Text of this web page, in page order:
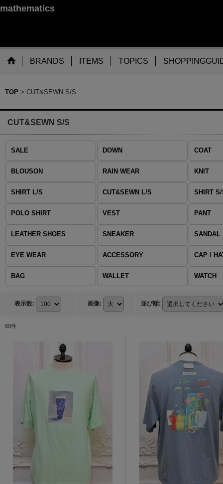
mathematics
BRANDS ITEMS TOPICS
TOP > CUT&SEWN S/S
CUT&SEWN S/S
SALE DOWN COAT
BLOUSON RAIN WEAR KNIT
SHIRT L/S CUT&SEWN L/S SHIRT
POLO SHIRT VEST PANT
LEATHER SHOES SNEAKER SANDAL
EYE WEAR ACCESSORY CAP /
BAG WALLET WATCH
表示数: 画像: 並び順:
60件